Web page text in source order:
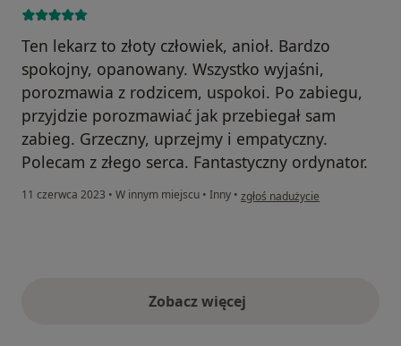
Ten lekarz to złoty człowiek, anioł. Bardzo
spokojny, opanowany. Wszystko wyjaśni,
porozmawia z rodzicem, uspokoi. Po zabiegu,
przyjdzie porozmawiać jak przebiegał sam
zabieg. Grzeczny, uprzejmy i empatyczny.
Polecam z złego serca. Fantastyczny ordynator.
11 czerwca 2023 • W innym miejscu • Inny • w opinii użytkownika AKurszys
zgłoś nadużycie
Zobacz więcejopinie powyżej